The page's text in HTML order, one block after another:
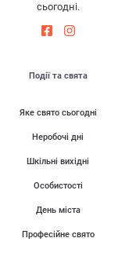
сьогодні.
Події та свята
Яке свято сьогодні
Неробочі дні
Шкільні вихідні
Особистості
День міста
Професійне свято